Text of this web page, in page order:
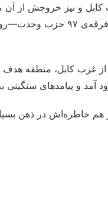
و نیز خروجش از آن
روایت کند. یا دست‌کم، کسانی چون عبدالله و
کابل، منطقه هدف
آمد و پیامدهای سنگینی
۱۳۷۳ رخ داد—روزی که هنوز هم